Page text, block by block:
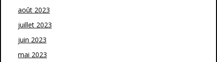
août 2023
juillet 2023
juin 2023
mai 2023